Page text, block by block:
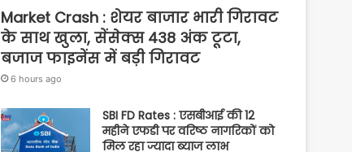
Market Crash : शेयर बाजार भारी गिरावट
के साथ खुला, सेंसेक्स 438 अंक टूटा,
बजाज फाइनेंस में बड़ी गिरावट
6 hours ago
SBI FD Rates : एसबीआई की 12
महीने एफडी पर वरिष्ठ नागरिकों को
मिल रहा ज्यादा ब्याज लाभ